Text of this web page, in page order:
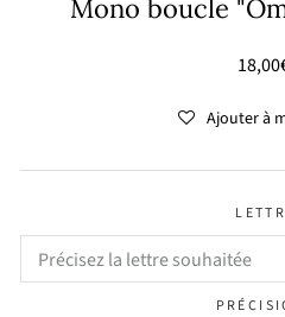
Mono boucle
Prix
Ajouter à